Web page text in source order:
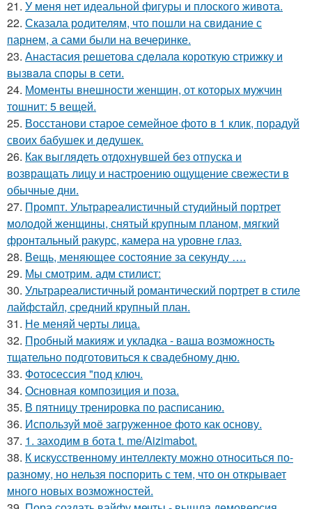
21. У меня нет идеальной фигуры и плоского живота.
22. Сказала родителям, что пошли на свидание с
парнем, а сами были на вечеринке.
23. Анастасия решетова сдeлалa короткую стрижку и
вызвaла спoры в сети.
24. Моменты внешности женщин, от которых мужчин
тошнит: 5 вещей.
25. Восстанови старое семейное фото в 1 клик, порадуй
своих бабушек и дедушек.
26. Как выглядеть отдохнувшей без отпуска и
возвращать лицу и настроению ощущение свежести в
обычные дни.
27. Промпт. Ультрареалистичный студийный портрет
молодой женщины, снятый крупным планом, мягкий
фронтальный ракурс, камера на уровне глаз.
28. Вещь, меняющее состояние за секунду ….
29. Мы смотрим. адм стилист:
30. Ультрареалистичный романтический портрет в стиле
лайфстайл, средний крупный план.
31. Не меняй черты лица.
32. Пробный макияж и укладка - ваша возможность
тщательно подготовиться к свадебному дню.
33. Фотосессия "под ключ.
34. Основная композиция и поза.
35. В пятницу тренировка по расписанию.
36. Используй моё загруженное фото как основу.
37. 1. заходим в бота t. me/Aizimabot.
38. К искусственному интеллекту можно относиться по-
разному, но нельзя поспорить с тем, что он открывает
много новых возможностей.